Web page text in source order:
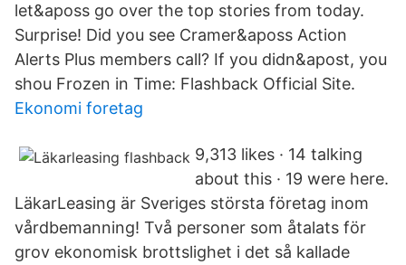
let&aposs go over the top stories from today.
Surprise! Did you see Cramer&aposs Action
Alerts Plus members call? If you didn&apost, you
shou Frozen in Time: Flashback Official Site.
Ekonomi foretag
9,313 likes · 14 talking
about this · 19 were here.
LäkarLeasing är Sveriges största företag inom
vårdbemanning! Två personer som åtalats för
grov ekonomisk brottslighet i det så kallade